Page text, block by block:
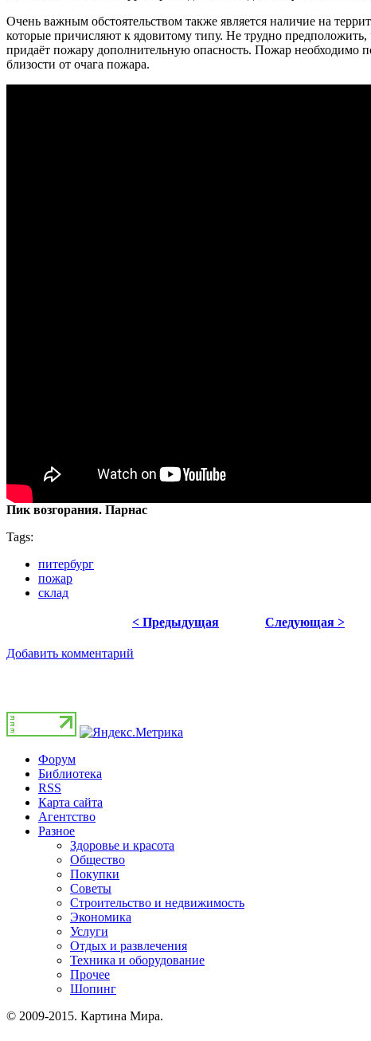
Очень важным обстоятельством также является наличие на
которые причисляют к ядовитому типу. Не трудно предположить,
придаёт пожару дополнительную опасность. Пожар необходимо
близости от очага пожара.
Пик возгорания. Парнас
Tags:
питербург
пожар
склад
< Предыдущая Следующая >
Добавить комментарий
Форум
Библиотека
RSS
Карта сайта
Агентство
Разное
Здоровье и красота
Общество
Покупки
Советы
Строительство и недвижимость
Экономика
Услуги
Отдых и развлечения
Техника и оборудование
Прочее
Шопинг
© 2009-2015. Картина Мира.